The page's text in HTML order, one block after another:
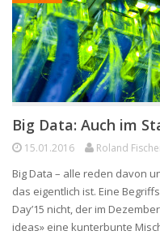
Big Data: Auch im
15.01.2016 Roland
Big Data – alle reden davon
das eigentlich ist. Eine
Day’15 nicht, der im
ideas» eine kunterbunte